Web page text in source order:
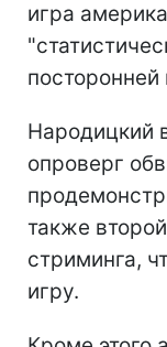
игра
Народицкий
опроверг
также
стриминга,
игру.